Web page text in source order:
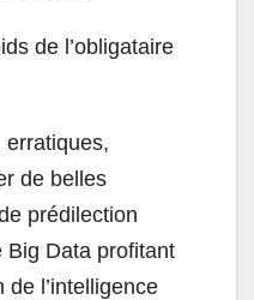
de l’obligataire
erratiques,
de belles
prédilection
Data profitant
l’intelligence